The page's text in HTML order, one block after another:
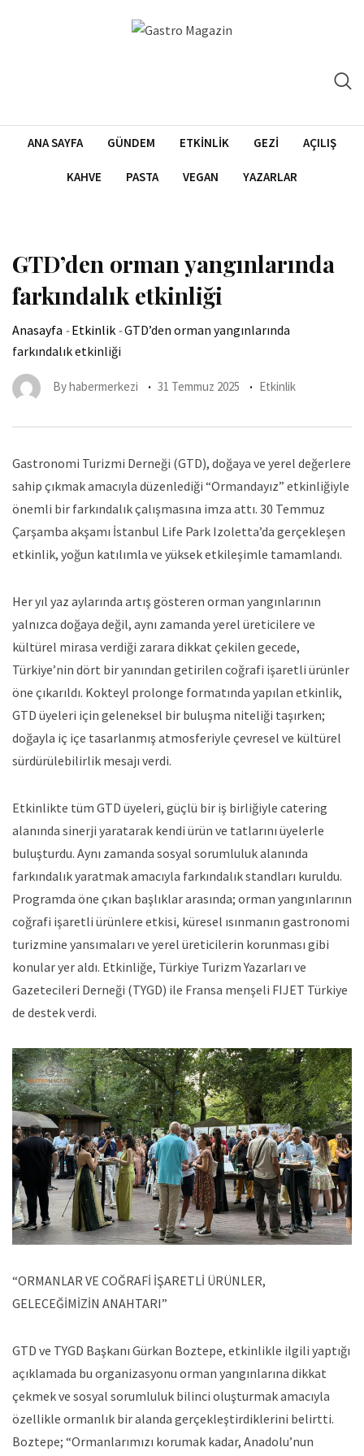
ANA SAYFA GÜNDEM ETKINLIK GEZI AÇILIŞ
KAHVE PASTA VEGAN YAZARLAR
GTD’den orman yangınlarında
farkındalık etkinliği
Anasayfa -Etkinlik -GTD’den orman yangınlarında
farkındalık etkinliği
Byhabermerkezi 31 Temmuz 2025 Etkinlik
Gastronomi Turizmi Derneği (GTD), doğaya ve yerel değerlere
sahip çıkmak amacıyla düzenlediği “Ormandayız” etkinliğiyle
önemli bir farkındalık çalışmasına imza attı. 30 Temmuz
Çarşamba akşamı İstanbul Life Park Izoletta’da gerçekleşen
etkinlik, yoğun katılımla ve yüksek etkileşimle tamamlandı.
Her yıl yaz aylarında artış gösteren orman yangınlarının
yalnızca doğaya değil, aynı zamanda yerel üreticilere ve
kültürel mirasa verdiği zarara dikkat çekilen gecede,
Türkiye’nin dört bir yanından getirilen coğrafi işaretli ürünler
öne çıkarıldı. Kokteyl prolonge formatında yapılan etkinlik,
GTD üyeleri için geleneksel bir buluşma niteliği taşırken;
doğayla iç içe tasarlanmış atmosferiyle çevresel ve kültürel
sürdürülebilirlik mesajı verdi.
Etkinlikte tüm GTD üyeleri, güçlü bir iş birliğiyle catering
alanında sinerji yaratarak kendi ürün ve tatlarını üyelerle
buluşturdu. Aynı zamanda sosyal sorumluluk alanında
farkındalık yaratmak amacıyla farkındalık standları kuruldu.
Programda öne çıkan başlıklar arasında; orman yangınlarının
coğrafi işaretli ürünlere etkisi, küresel ısınmanın gastronomi
turizmine yansımaları ve yerel üreticilerin korunması gibi
konular yer aldı. Etkinliğe, Türkiye Turizm Yazarları ve
Gazetecileri Derneği (TYGD) ile Fransa menşeli FIJET Türkiye
de destek verdi.
“ORMANLAR VE COĞRAFİ İŞARETLİ ÜRÜNLER,
GELECEĞİMİZİN ANAHTARI”
GTD ve TYGD Başkanı Gürkan Boztepe, etkinlikle ilgili yaptığı
açıklamada bu organizasyonu orman yangınlarına dikkat
çekmek ve sosyal sorumluluk bilinci oluşturmak amacıyla
özellikle ormanlık bir alanda gerçekleştirdiklerini belirtti.
Boztepe; “Ormanlarımızı korumak kadar, Anadolu’nun